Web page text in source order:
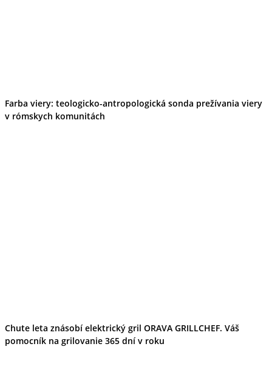
Farba viery: teologicko-antropologická sonda prežívania viery
v rómskych komunitách
Chute leta znásobí elektrický gril ORAVA GRILLCHEF. Váš
pomocník na grilovanie 365 dní v roku